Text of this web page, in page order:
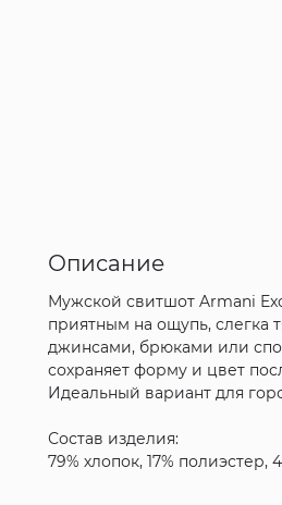
Описание
Мужской свитшот Armani
приятным на ощупь, слегка
джинсами, брюками или
сохраняет форму и цвет
Идеальный вариант для
Состав изделия:
79% хлопок, 17% полиэстер,